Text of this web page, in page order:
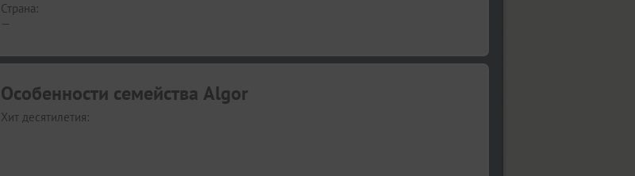
Страна:
—
Особенности семейства Algor
Хит десятилетия: